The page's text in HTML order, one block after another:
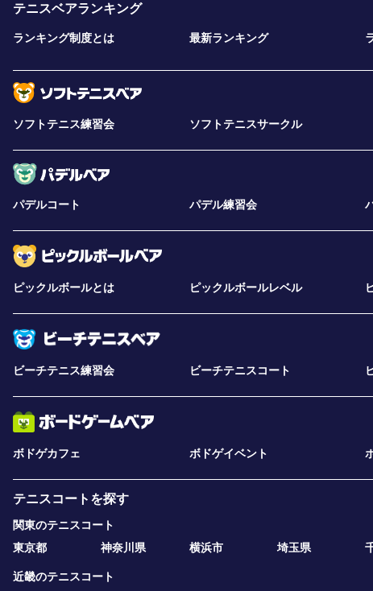
テニスベアランキング
ランキング制度とは 最新ランキング
ソフトテニス練習会 ソフトテニスサークル
パデルコート パデル練習会
ピックルボールとは ピックルボールレベル
ビーチテニス練習会 ビーチテニスコート
ボドゲカフェ ボドゲイベント
テニスコートを探す
関東のテニスコート
東京都
神奈川県 横浜市 埼玉県
近畿のテニスコート